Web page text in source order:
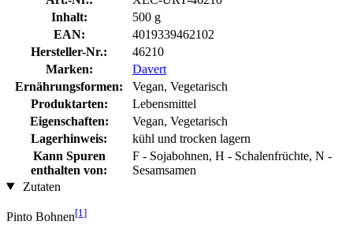
Inhalt:
500 g
EAN:
4019339462102
Hersteller-Nr.:
46210
Marken:
Davert
Ernährungsformen:
Vegan, Vegetarisch
Produktarten:
Lebensmittel
Eigenschaften:
Vegan, Vegetarisch
Lagerhinweis:
kühl und trocken lagern
Kann Spuren
enthalten von:
F - Sojabohnen, H - Schalenfrüchte, N -
Sesamsamen
Zutaten
Pinto Bohnen[1]